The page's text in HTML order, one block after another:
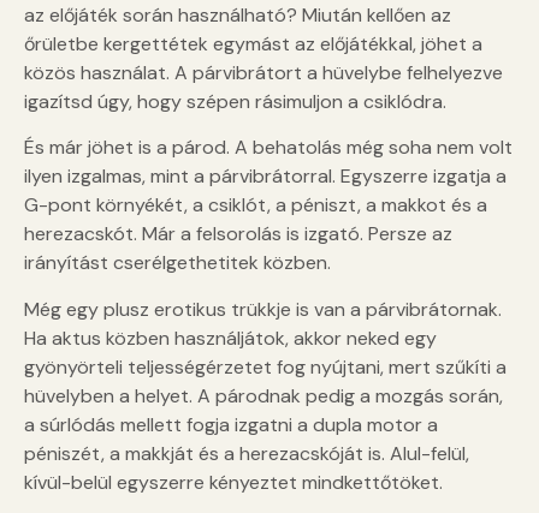
az előjáték során használható? Miután kellően az
őrületbe kergettétek egymást az előjátékkal, jöhet a
közös használat. A párvibrátort a hüvelybe felhelyezve
igazítsd úgy, hogy szépen rásimuljon a csiklódra.
És már jöhet is a párod. A behatolás még soha nem volt
ilyen izgalmas, mint a párvibrátorral. Egyszerre izgatja a
G-pont környékét, a csiklót, a péniszt, a makkot és a
herezacskót. Már a felsorolás is izgató. Persze az
irányítást cserélgethetitek közben.
Még egy plusz erotikus trükkje is van a párvibrátornak.
Ha aktus közben használjátok, akkor neked egy
gyönyörteli teljességérzetet fog nyújtani, mert szűkíti a
hüvelyben a helyet. A párodnak pedig a mozgás során,
a súrlódás mellett fogja izgatni a dupla motor a
péniszét, a makkját és a herezacskóját is. Alul-felül,
kívül-belül egyszerre kényeztet mindkettőtöket.